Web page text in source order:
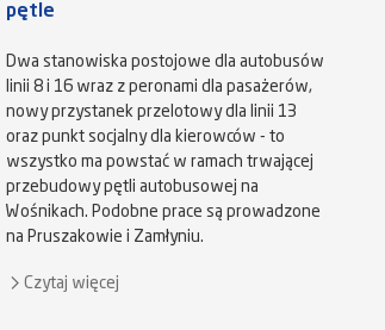
pętle
Dwa stanowiska postojowe dla autobusów
linii 8 i 16 wraz z peronami dla pasażerów,
nowy przystanek przelotowy dla linii 13
oraz punkt socjalny dla kierowców - to
wszystko ma powstać w ramach trwającej
przebudowy pętli autobusowej na
Wośnikach. Podobne prace są prowadzone
na Pruszakowie i Zamłyniu.
Czytaj więcej